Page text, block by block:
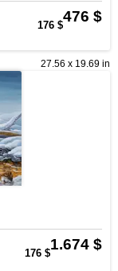
476 $
176 $
27.56 x 19.69 in
1.674 $
176 $